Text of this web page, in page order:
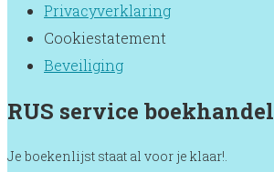
Privacyverklaring
Cookiestatement
Beveiliging
RUS service boekhandel
Je boekenlijst staat al voor je klaar!.